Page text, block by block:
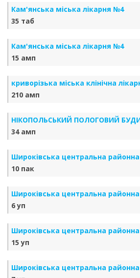
Кам'янська міська лікарня №4
35 таб
Кам'янська міська лікарня №4
15 амп
криворізька міська клінічна
210 амп
НІКОПОЛЬСЬКИЙ ПОЛОГОВИЙ
34 амп
Широківська центральна районна
10 пак
Широківська центральна районна
6 уп
Широківська центральна районна
15 уп
Широківська центральна районна